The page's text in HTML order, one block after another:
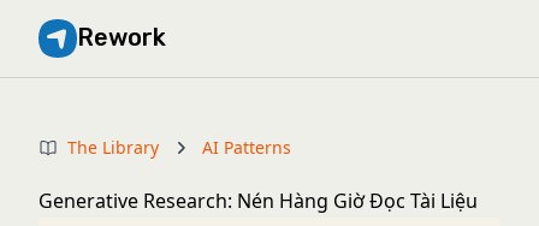
Rework
The Library AI Patterns
Generative Research: Nén Hàng Giờ Đọc Tài Liệu